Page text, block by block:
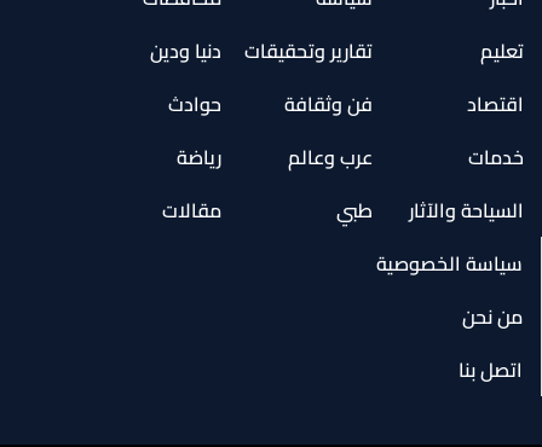
تعليم
تقارير وتحقيقات
دنيا ودين
اقتصاد
فن وثقافة
حوادث
خدمات
عرب وعالم
رياضة
السياحة والآثار
طبي
مقالات
سياسة الخصوصية
من نحن
اتصل بنا